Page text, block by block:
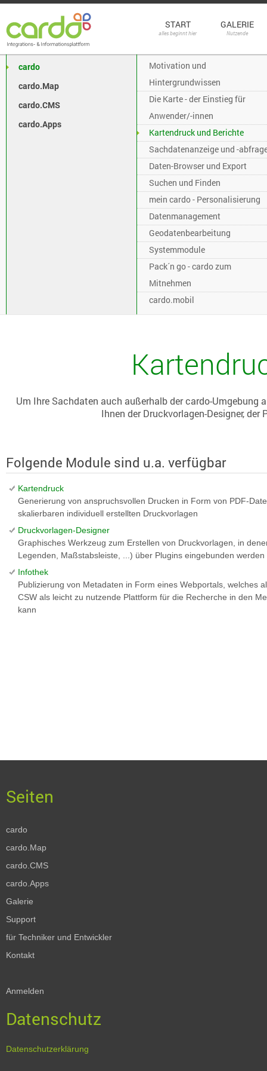
START
alles beginnt hier
GALERIE
Nutzende
cardo
cardo.Map
cardo.CMS
cardo.Apps
Motivation und
Hintergrundwissen
Die Karte - der Einstieg für
Anwender/-innen
Kartendruck und Berichte
Sachdatenanzeige und -
Daten-Browser und Export
Suchen und Finden
mein cardo - Personalisierung
Datenmanagement
Geodatenbearbeitung
Systemmodule
Pack´n go - cardo zum
Mitnehmen
cardo.mobil
Um Ihre Sachdaten auch außerhalb der cardo-
Ihnen der Druckvorlagen-Designer,
Folgende Module sind u.a. verfügbar
Kartendruck
Generierung von anspruchsvollen Drucken in Form von PDF-
skalierbaren individuell erstellten Druckvorlagen
Druckvorlagen-Designer
Graphisches Werkzeug zum Erstellen von Druckvorlagen, in
Legenden, Maßstabsleiste, ...) über Plugins eingebunden werden
Infothek
Publizierung von Metadaten in Form eines Webportals, welches
CSW als leicht zu nutzende Plattform für die Recherche in den
kann
cardo
cardo.Map
cardo.CMS
cardo.Apps
Galerie
Support
für Techniker und Entwickler
Kontakt
Anmelden
Datenschutz
Datenschutzerklärung